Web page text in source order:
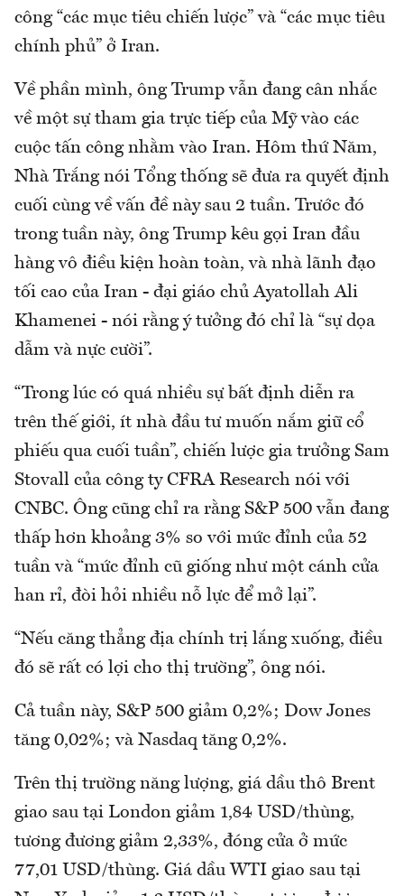
công “các mục tiêu chiến lược” và “các mục tiêu
chính phủ” ở Iran.
Về phần mình, ông Trump vẫn đang cân nhắc
về một sự tham gia trực tiếp của Mỹ vào các
cuộc tấn công nhằm vào Iran. Hôm thứ Năm,
Nhà Trắng nói Tổng thống sẽ đưa ra quyết định
cuối cùng về vấn đề này sau 2 tuần. Trước đó
trong tuần này, ông Trump kêu gọi Iran đầu
hàng vô điều kiện hoàn toàn, và nhà lãnh đạo
tối cao của Iran - đại giáo chủ Ayatollah Ali
Khamenei - nói rằng ý tưởng đó chỉ là “sự dọa
dẫm và nực cười”.
“Trong lúc có quá nhiều sự bất định diễn ra
trên thế giới, ít nhà đầu tư muốn nắm giữ cổ
phiếu qua cuối tuần”, chiến lược gia trưởng Sam
Stovall của công ty CFRA Research nói với
CNBC. Ông cũng chỉ ra rằng S&P 500 vẫn đang
thấp hơn khoảng 3% so với mức đỉnh của 52
tuần và “mức đỉnh cũ giống như một cánh cửa
han rỉ, đòi hỏi nhiều nỗ lực để mở lại”.
“Nếu căng thẳng địa chính trị lắng xuống, điều
đó sẽ rất có lợi cho thị trường”, ông nói.
Cả tuần này, S&P 500 giảm 0,2%; Dow Jones
tăng 0,02%; và Nasdaq tăng 0,2%.
Trên thị trường năng lượng, giá dầu thô Brent
giao sau tại London giảm 1,84 USD/thùng,
tương đương giảm 2,33%, đóng cửa ở mức
77,01 USD/thùng. Giá dầu WTI giao sau tại